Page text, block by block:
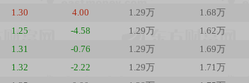
1.30 4.00 1.29万 1.68万
1.25 -4.58 1.29万 1.62万
1.31 -0.76 1.29万 1.69万
1.32 -2.22 1.29万 1.71万